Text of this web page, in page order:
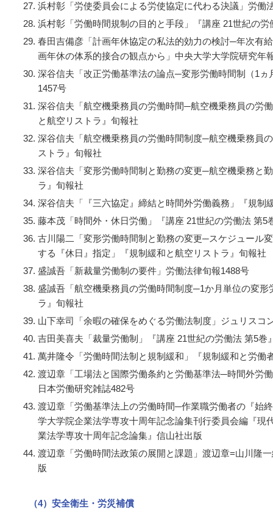
浜村彰「労使委員会による労使協定に代わる決議」労働
浜村彰「労働時間規制の目的と手段」『講座 21世紀の労
春田吉備彦「計画年休協定の私法的効力の検討─年次有
画年休の体系的接合の観点から」中央大学大学院研究年
深谷信夫「改正労働基準法の論点─変形労働時間制（1
1457号
深谷信夫「航空機乗務員の労働時間─航空機乗務員の労
と航空リストラ』旬報社
深谷信夫「航空機乗務員の労働時間制度─航空機乗務員
ストラ』旬報社
深谷信夫「変形労働時間制と勤務の変更─航空機乗務と
ラ』旬報社
深谷信夫「『三六協定』締結と時間外労働義務」『規制
藤本茂「時間外・休日労働」『講座 21世紀の労働法 第5
古川陽二「変形労働時間制と勤務の変更─スケジュール
する『休日』指定」『規制緩和と航空リストラ』旬報社
盛誠吾「新裁量労働制の要件」労働法律旬報1488号
盛誠吾「航空機乗務員の労働時間制度─1か月単位の変
ラ』旬報社
山下幸司「余暇の確保をめぐる労働法制度」ジュリスコ
吉田美喜夫「裁量労働制」『講座 21世紀の労働法 第5巻
萬井隆令「労働時間法制と規制緩和」『規制緩和と労働
渡辺章「工場法と国際労働条約と労働基準法─時間外労
日本労働研究雑誌482号
渡辺章「労働基準法上の労働時間─作業職労働者の『始
学大学院企業法学専攻十周年記念論集刊行委員会編『現
業法学専攻十周年記念論集』信山社出版
渡辺章「労働時間法政策の展開と課題」渡辺章=山川隆
版
（4）安全衛生・労災補償